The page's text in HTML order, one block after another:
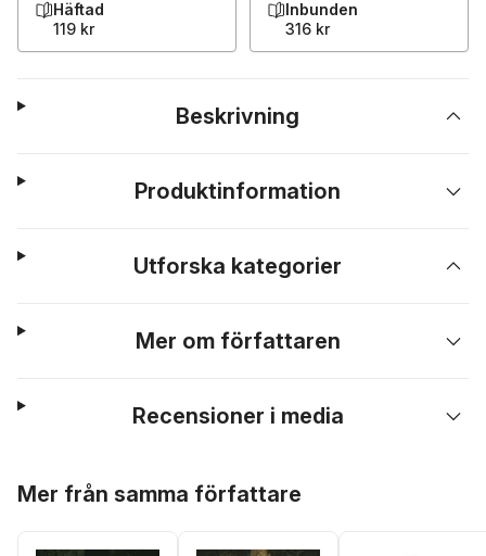
Häftad
119 kr
Inbunden
316 kr
Beskrivning
Produktinformation
Utforska kategorier
Mer om författaren
Recensioner i media
Mer från samma författare